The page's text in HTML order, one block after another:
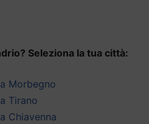
Seleziona la tua città:
Morbegno
Tirano
Chiavenna